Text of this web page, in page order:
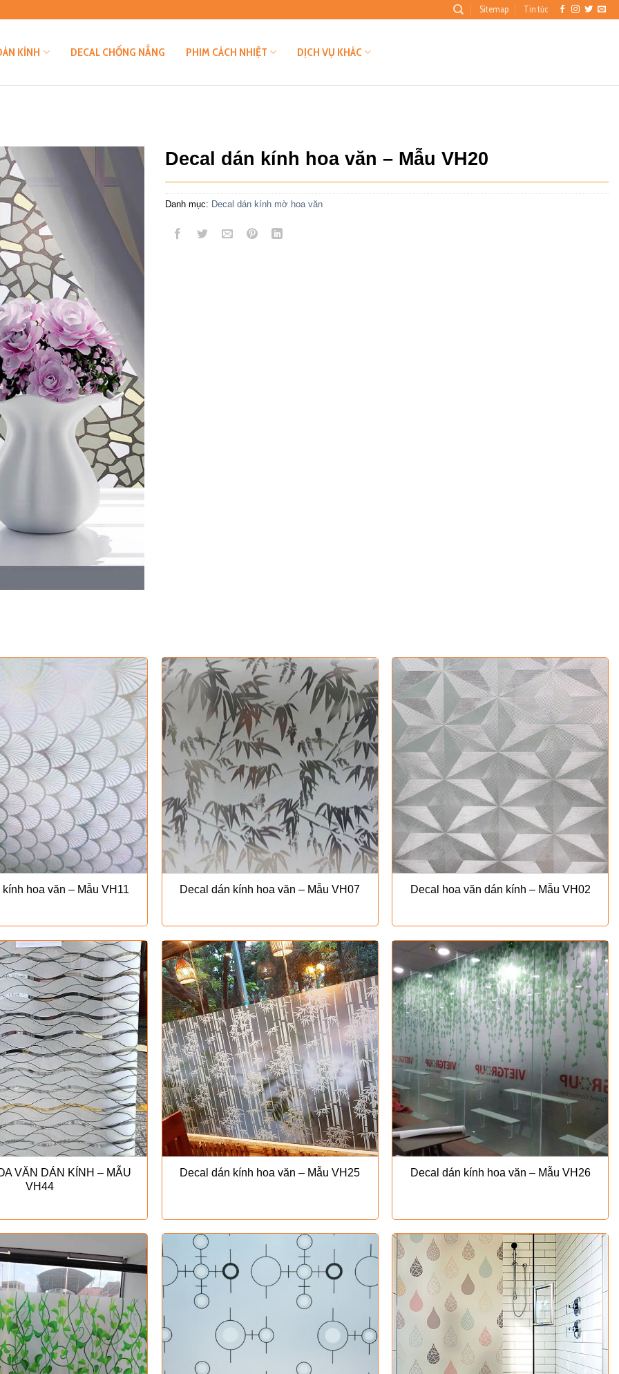
Sitemap Tin tức
KÍNH DECAL CHỐNG NẮNG PHIM CÁCH NHIỆT DỊCH VỤ KHÁC
Decal dán kính hoa văn – Mẫu VH20
Danh mục: Decal dán kính mờ hoa văn
kính hoa văn – Mẫu VH11 Decal dán kính hoa văn – Mẫu VH07 Decal hoa văn dán kính – Mẫu VH02
VĂN DÁN KÍNH – MẪU
VH44
Decal dán kính hoa văn – Mẫu VH25 Decal dán kính hoa văn – Mẫu VH26